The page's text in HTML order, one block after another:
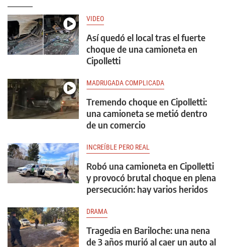
VIDEO
Así quedó el local tras el fuerte
choque de una camioneta en
Cipolletti
MADRUGADA COMPLICADA
Tremendo choque en Cipolletti:
una camioneta se metió dentro
de un comercio
INCREÍBLE PERO REAL
Robó una camioneta en Cipolletti
y provocó brutal choque en plena
persecución: hay varios heridos
DRAMA
Tragedia en Bariloche: una nena
de 3 años murió al caer un auto al